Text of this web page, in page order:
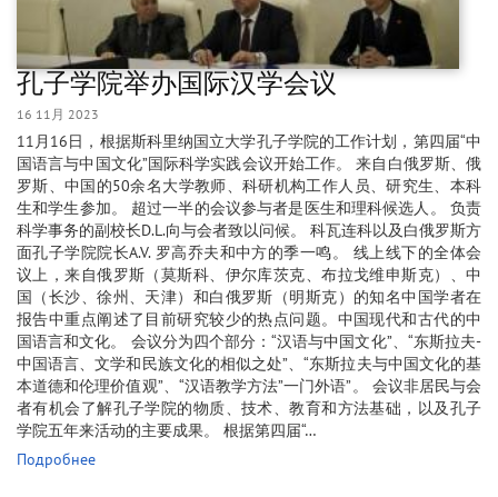
孔子学院举办国际汉学会议
16 11月 2023
11月16日，根据斯科里纳国立大学孔子学院的工作计划，第四届“中
国语言与中国文化”国际科学实践会议开始工作。 来自白俄罗斯、俄
罗斯、中国的50余名大学教师、科研机构工作人员、研究生、本科
生和学生参加。 超过一半的会议参与者是医生和理科候选人。 负责
科学事务的副校长D.L.向与会者致以问候。 科瓦连科以及白俄罗斯方
面孔子学院院长A.V. 罗高乔夫和中方的季一鸣。 线上线下的全体会
议上，来自俄罗斯（莫斯科、伊尔库茨克、布拉戈维申斯克）、中
国（长沙、徐州、天津）和白俄罗斯（明斯克）的知名中国学者在
报告中重点阐述了目前研究较少的热点问题。中国现代和古代的中
国语言和文化。 会议分为四个部分：“汉语与中国文化”、“东斯拉夫-
中国语言、文学和民族文化的相似之处”、“东斯拉夫与中国文化的基
本道德和伦理价值观”、“汉语教学方法”一门外语”。 会议非居民与会
者有机会了解孔子学院的物质、技术、教育和方法基础，以及孔子
学院五年来活动的主要成果。 根据第四届“…
Подробнее